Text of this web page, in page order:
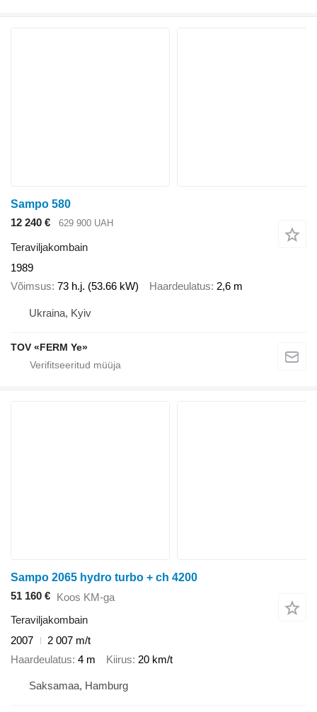
Sampo 580
12 240 €
629 900 UAH
Teraviljakombain
1989
Võimsus 73 h.j. (53.66 kW) Haardeulatus 2,6 m
Ukraina, Kyiv
TOV «FERM Ye»
Sampo 2065 hydro turbo + ch 4200
51 160 € Koos KM-ga
Teraviljakombain
2007
2 007 m/t
Haardeulatus 4 m Kiirus 20 km/t
Saksamaa, Hamburg